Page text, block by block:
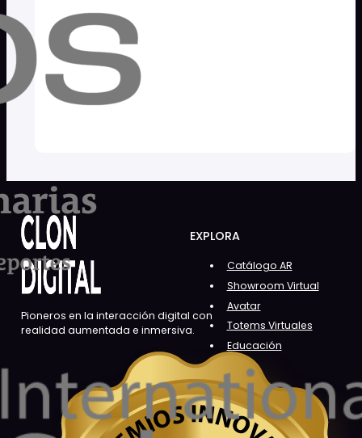
Pioneros en la interacción digital con
realidad aumentada e inmersiva.
EXPLORA
Catálogo AR
Showroom Virtual
Avatar
Totems Virtuales
Educación